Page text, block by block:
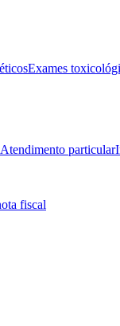
Exames
Atendimento particular
fiscal